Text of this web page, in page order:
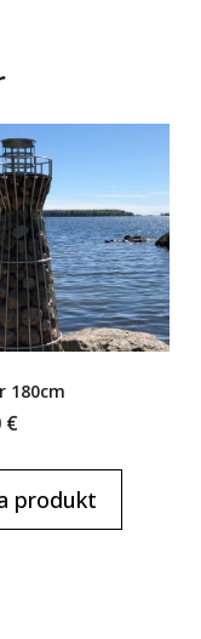
180cm
€
produkt